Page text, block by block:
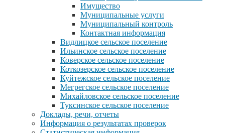
Имущество
Муниципальные услуги
Муниципальный контроль
Контактная информация
Видлицкое сельское поселение
Ильинское сельское поселение
Коверское сельское поселение
Коткозерское сельское поселение
Куйтежское сельское поселение
Мегрегское сельское поселение
Михайловское сельское поселение
Туксинское сельское поселение
Доклады, речи, отчеты
Информация о результатах проверок